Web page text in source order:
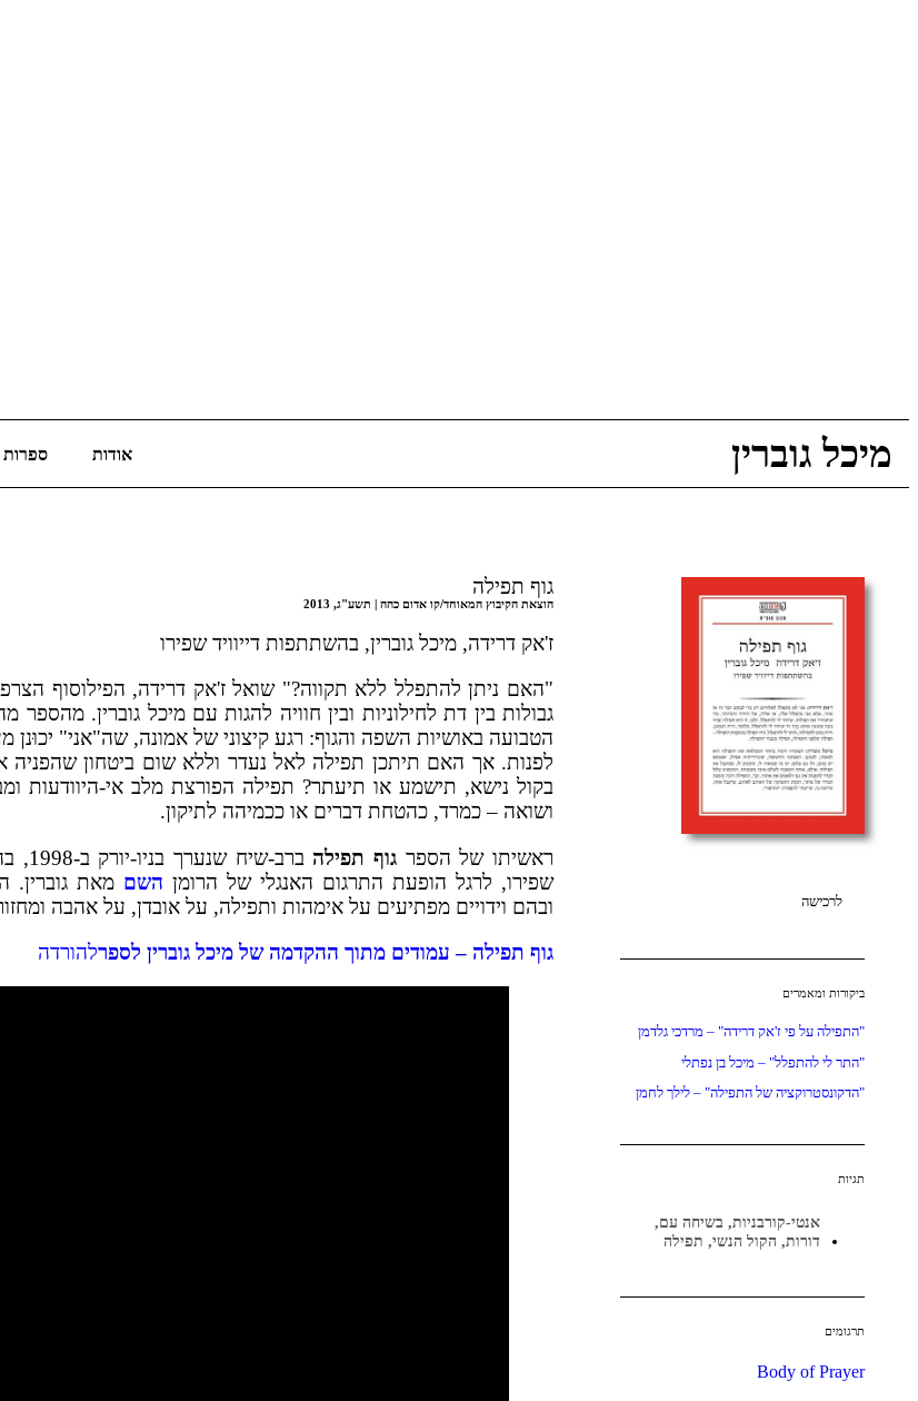
מיכל גוברין אודות ספרות
לרכישה
ביקורות ומאמרים
"התפילה על פי ז'אק דרידה" – מרדכי גלדמן
"התר לי להתפלל" – מיכל בן נפתלי
"הדקונסטרוקציה של התפילה" – לילך לחמן
תגיות
אנטי-קורבניות, בשיחה עם,
דורות, הקול הנשי, תפילה
תרגומים
Body of Prayer
גוף תפילה
הוצאת הקיבוץ המאוחד/קו אדום כהה | תשע"ג, 2013
ז'אק דרידה, מיכל גוברין, בהשתתפות דייוויד שפירו
"האם ניתן להתפלל ללא תקווה?" שואל ז'אק דרידה, הפילוסוף
גבולות בין דת לחילוניות ובין חוויה להגות עם מיכל גוברין.
הטבועה באושיות השפה והגוף: רגע קיצוני של אמונה, שה"אני"
לפנות. אך האם תיתכן תפילה לאל נעדר וללא שום ביטחון שהפניה
בקול נישא, תישמע או תיעתר? תפילה הפורצת מלב אי-היוודעות
ושואה – כמרד, כהטחת דברים או ככמיהה לתיקון.
ראשיתו של הספרגוף תפילה
ברב-
שפירו, לרגל הופעת התרגום האנגלי של הרומן השם מאת גוברין.
ובהם וידויים מפתיעים על אימהות ותפילה, על אובדן, על אהבה
גוף תפילה – עמודים מתוך ההקדמה של מיכל גוברין לספרלהורדה